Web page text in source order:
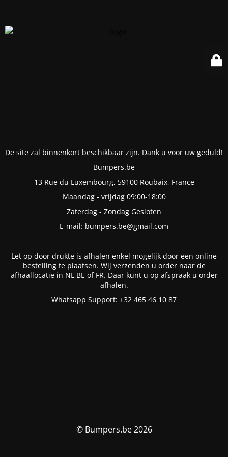
De site zal binnenkort beschikbaar zijn. Dank u voor uw geduld!
Bumpers.be
13 Rue du Luxembourg, 59100 Roubaix, France
Maandag - vrijdag 09:00-18:00
Zaterdag - Zondag Gesloten
E-mail: bumpers.be@gmail.com
Let op door drukte is afhalen enkel mogelijk door een online
bestelling te plaatsen. Wij verzenden u order naar de
afhaallocatie in NL,BE of FR. Daar kunt u op afspraak u order
afhalen.
Whatsapp Support: +32 465 46 10 87
© Bumpers.be 2026